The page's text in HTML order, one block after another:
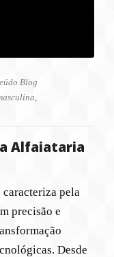
Blog
Alfaiataria
caracteriza pela
precisão e
Desde